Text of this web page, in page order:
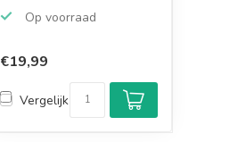
Op voorraad
€19,99
Vergelijk